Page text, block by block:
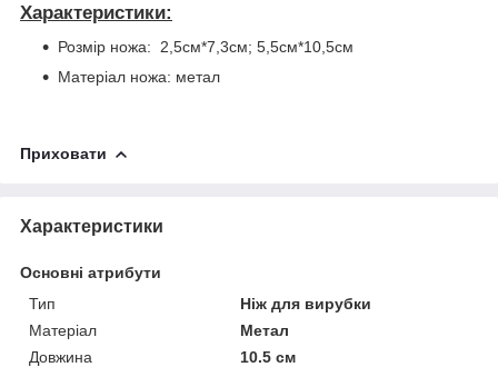
Характеристики:
Розмір ножа: 2,5см*7,3см; 5,5см*10,5см
Матеріал ножа: метал
Приховати
Характеристики
Основні атрибути
Тип
Ніж для вирубки
Матеріал
Метал
Довжина
10.5 см